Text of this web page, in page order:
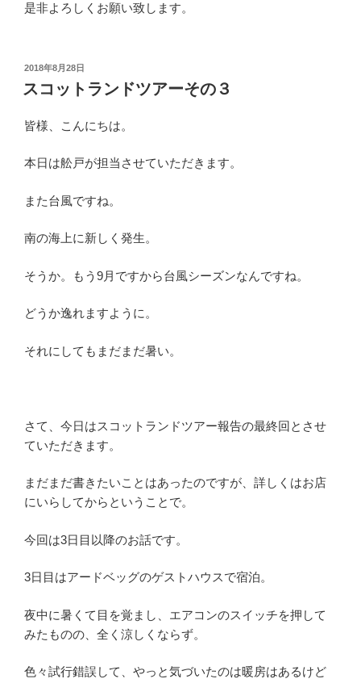
是非よろしくお願い致します。
投
稿
日:
2018年8月28日
スコットランドツアーその３
皆様、こんにちは。
本日は舩戸が担当させていただきます。
また台風ですね。
南の海上に新しく発生。
そうか。もう9月ですから台風シーズンなんですね。
どうか逸れますように。
それにしてもまだまだ暑い。
さて、今日はスコットランドツアー報告の最終回とさせ
ていただきます。
まだまだ書きたいことはあったのですが、詳しくはお店
にいらしてからということで。
今回は3日目以降のお話です。
3日目はアードベッグのゲストハウスで宿泊。
夜中に暑くて目を覚まし、エアコンのスイッチを押して
みたものの、全く涼しくならず。
色々試行錯誤して、やっと気づいたのは暖房はあるけど